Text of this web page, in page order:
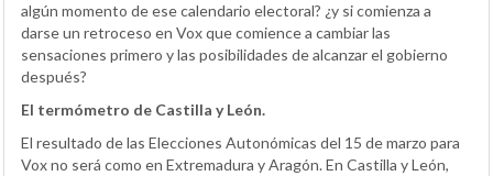
algún momento de ese calendario electoral? ¿y si comienza a
darse un retroceso en Vox que comience a cambiar las
sensaciones primero y las posibilidades de alcanzar el gobierno
después?
El termómetro de Castilla y León.
El resultado de las Elecciones Autonómicas del 15 de marzo para
Vox no será como en Extremadura y Aragón. En Castilla y León,